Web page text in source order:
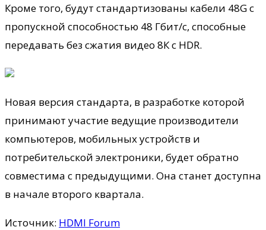
Кроме того, будут стандартизованы кабели 48G с
пропускной способностью 48 Гбит/с, способные
передавать без сжатия видео 8К с HDR.
Новая версия стандарта, в разработке которой
принимают участие ведущие производители
компьютеров, мобильных устройств и
потребительской электроники, будет обратно
совместима с предыдущими. Она станет доступна
в начале второго квартала.
Источник: HDMI Forum